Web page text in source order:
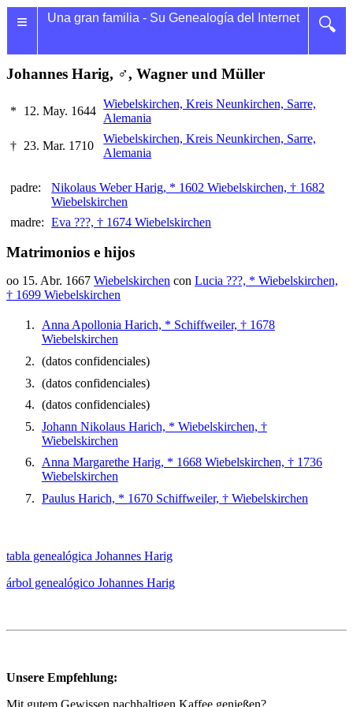
≡ 🔍
Una gran familia - Su Genealogía del Internet
Johannes Harig, ♂, Wagner und Müller
* 12. May. 1644
Wiebelskirchen, Kreis Neunkirchen, Sarre,
Alemania
† 23. Mar. 1710
Wiebelskirchen, Kreis Neunkirchen, Sarre,
Alemania
padre:
Nikolaus Weber Harig, * 1602 Wiebelskirchen, † 1682
Wiebelskirchen
madre: Eva ???, † 1674 Wiebelskirchen
Matrimonios e hijos
oo 15. Abr. 1667 Wiebelskirchen con Lucia ???, * Wiebelskirchen,
† 1699 Wiebelskirchen
Anna Apollonia Harich, * Schiffweiler, † 1678
Wiebelskirchen
(datos confidenciales)
(datos confidenciales)
(datos confidenciales)
Johann Nikolaus Harich, * Wiebelskirchen, †
Wiebelskirchen
Anna Margarethe Harig, * 1668 Wiebelskirchen, † 1736
Wiebelskirchen
Paulus Harich, * 1670 Schiffweiler, † Wiebelskirchen
tabla genealógica Johannes Harig
árbol genealógico Johannes Harig
Unsere Empfehlung:
Mit gutem Gewissen nachhaltigen Kaffee genießen?